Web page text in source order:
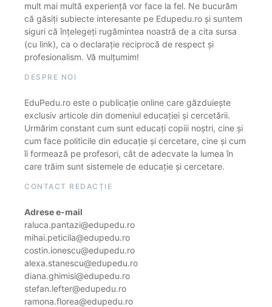
mult mai multă experiență vor face la fel. Ne bucurăm
că găsiți subiecte interesante pe Edupedu.ro și suntem
siguri că înțelegeți rugămintea noastră de a cita sursa
(cu link), ca o declarație reciprocă de respect și
profesionalism. Vă mulțumim!
DESPRE NOI
EduPedu.ro este o publicație online care găzduiește
exclusiv articole din domeniul educației și cercetării.
Urmărim constant cum sunt educați copiii noștri, cine și
cum face politicile din educație și cercetare, cine și cum
îi formează pe profesori, cât de adecvate la lumea în
care trăim sunt sistemele de educație și cercetare.
CONTACT REDACȚIE
Adrese e-mail
raluca.pantazi@edupedu.ro
mihai.peticila@edupedu.ro
costin.ionescu@edupedu.ro
alexa.stanescu@edupedu.ro
diana.ghimisi@edupedu.ro
stefan.lefter@edupedu.ro
ramona.florea@edupedu.ro